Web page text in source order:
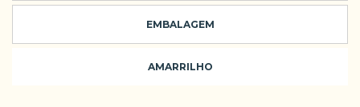
EMBALAGEM
AMARRILHO